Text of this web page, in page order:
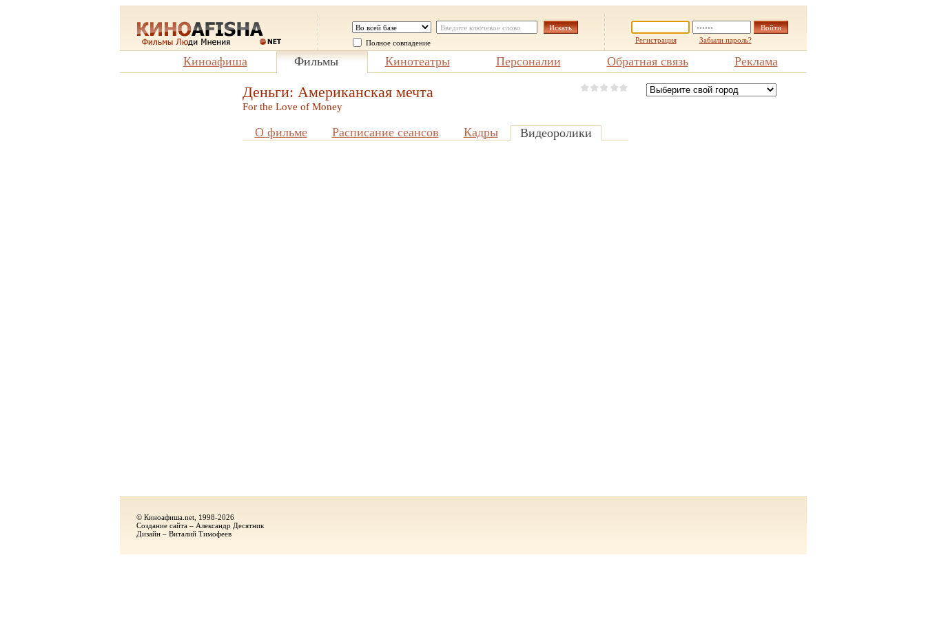
Полное совпадение Регистрация Забыли пароль?
Киноафиша Фильмы Кинотеатры Персоналии Обратная связь Реклама
Деньги: Американская мечта
For the Love of Money
О фильме Расписание сеансов Кадры Видеоролики
© Киноафиша.net, 1998-2026
Создание сайта – Александр Десятник
Дизайн – Виталий Тимофеев